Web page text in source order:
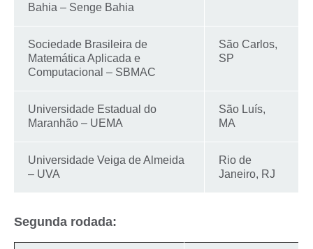
Bahia – Senge Bahia
Sociedade Brasileira de
Matemática Aplicada e
Computacional – SBMAC
São Carlos,
SP
Universidade Estadual do
Maranhão – UEMA
São Luís,
MA
Universidade Veiga de Almeida
– UVA
Rio de
Janeiro, RJ
Segunda rodada: